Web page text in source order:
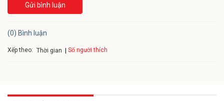
Gửi bình luận
(0) Bình luận
Xếp theo: Thời gian Số người thích